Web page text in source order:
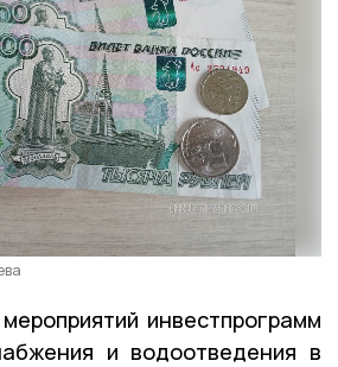
инвестпрограмм
и водоотведения в